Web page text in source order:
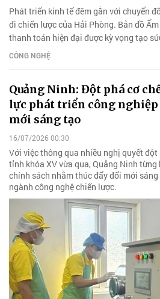
Phát triển kinh tế đêm gắn với chuyển
đi chiến lược của Hải Phòng. Bản đồ
thanh toán hiện đại được kỳ vọng tạo
dịch vụ.
CÔNG NGHỆ
Quảng Ninh: Đột phá cơ
lực phát triển công nghiệp
mới sáng tạo
16/07/2026 00:30
Với việc thông qua nhiều nghị quyết
tỉnh khóa XV vừa qua, Quảng Ninh
chính sách nhằm thúc đẩy đổi mới
ngành công nghệ chiến lược.